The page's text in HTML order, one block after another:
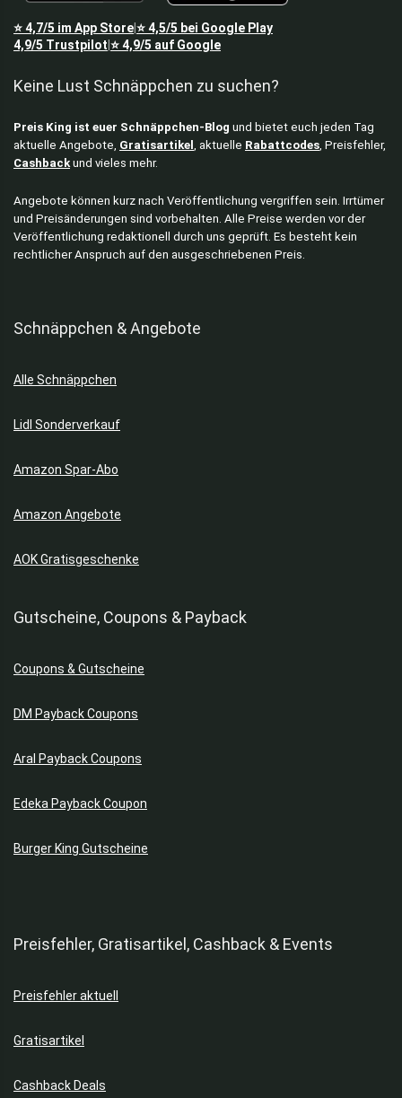
⭐4,7/5 im App Store⭐4,5/5 bei Google Play
4,9/5 Trustpilot ⭐4,9/5 auf Google
Keine Lust Schnäppchen zu suchen?
Preis King ist euer Schnäppchen-Blog und bietet euch jeden Tag
aktuelle Angebote, Gratisartikel , aktuelle Rabattcodes , Preisfehler,
Cashback und vieles mehr.
Angebote können kurz nach Veröffentlichung vergriffen sein. Irrtümer
und Preisänderungen sind vorbehalten. Alle Preise werden vor der
Veröffentlichung redaktionell durch uns geprüft. Es besteht kein
rechtlicher Anspruch auf den ausgeschriebenen Preis.
Schnäppchen & Angebote
Alle Schnäppchen
Lidl Sonderverkauf
Amazon Spar-Abo
Amazon Angebote
AOK Gratisgeschenke
Gutscheine, Coupons & Payback
Coupons & Gutscheine
DM Payback Coupons
Aral Payback Coupons
Edeka Payback Coupon
Burger King Gutscheine
Preisfehler, Gratisartikel, Cashback & Events
Preisfehler aktuell
Gratisartikel
Cashback Deals